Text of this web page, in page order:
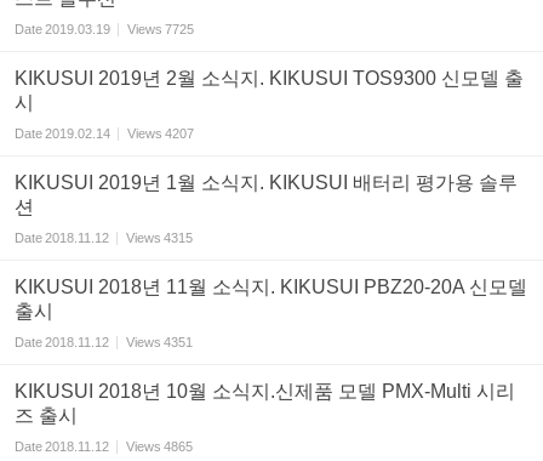
Date2019.03.19 Views 7725
KIKUSUI 2019년 2월 소식지. KIKUSUI TOS9300 신모델 출
시
Date2019.02.14 Views 4207
KIKUSUI 2019년 1월 소식지. KIKUSUI 배터리 평가용 솔루
션
Date2018.11.12 Views 4315
KIKUSUI 2018년 11월 소식지. KIKUSUI PBZ20-20A 신모델
출시
Date2018.11.12 Views 4351
KIKUSUI 2018년 10월 소식지.신제품 모델 PMX-Multi 시리
즈 출시
Date2018.11.12 Views 4865